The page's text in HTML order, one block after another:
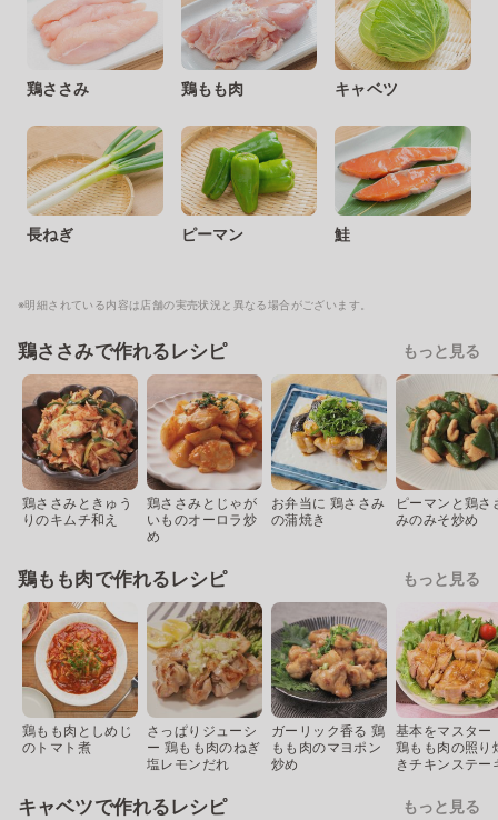
鶏ささみ 鶏もも肉 キャベツ
長ねぎ ピーマン 鮭
※明細されている内容は店舗の実売状況と異なる場合がございます。
鶏ささみで作れるレシピ もっと見る
鶏ささみときゅう
りのキムチ和え
鶏ささみとじゃが
いものオーロラ炒
め
お弁当に 鶏ささみ
の蒲焼き
ピーマンと鶏さ
みのみそ炒め
鶏もも肉で作れるレシピ もっと見る
鶏もも肉としめじ
のトマト煮
さっぱりジューシ
ー 鶏もも肉のねぎ
塩レモンだれ
ガーリック香る 鶏
もも肉のマヨポン
炒め
基本をマスター
鶏もも肉の照り
きチキンステー
キャベツで作れるレシピ もっと見る